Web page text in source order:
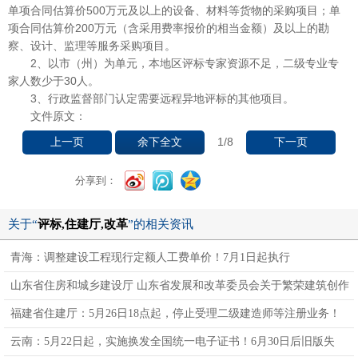
单项合同估算价500万元及以上的设备、材料等货物的采购项目；单
项合同估算价200万元（含采用费率报价的相当金额）及以上的勘
察、设计、监理等服务采购项目。
2、以市（州）为单元，本地区评标专家资源不足，二级专业专
家人数少于30人。
3、行政监督部门认定需要远程异地评标的其他项目。
文件原文：
上一页 余下全文 1/8 下一页
分享到：
关于“评标,住建厅,改革”的相关资讯
青海：调整建设工程现行定额人工费单价！7月1日起执行
山东省住房和城乡建设厅 山东省发展和改革委员会关于繁荣建筑创作
的若干措施
福建省住建厅：5月26日18点起，停止受理二级建造师等注册业务！
云南：5月22日起，实施换发全国统一电子证书！6月30日后旧版失